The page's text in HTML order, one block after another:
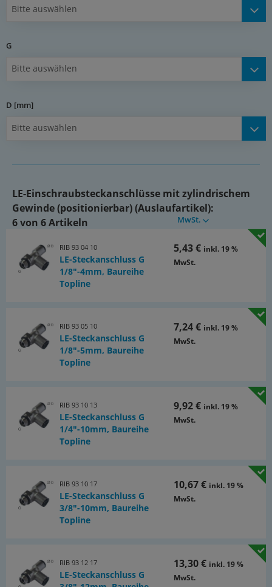
Betriebsdruck:
Information:
Bei der Montage werden ausschließlich silikonfreie Dichtungen
und Fette verwendet!
Dokumente:
Katalogseite Pneumatik Atlas 8 (Seite 75)
Bitte auswählen
G
Bitte auswählen
D [mm]
Bitte auswählen
LE-Einschraubsteckanschlüsse mit zylindrischem
Gewinde (positionierbar) (Auslaufartikel):
6 von 6 Artikeln
MwSt.
RIB 93 04 10
LE-Steckanschluss G
1/8"-4mm, Baureihe
Topline
5,43 € inkl. 19 %
MwSt.
RIB 93 05 10
LE-Steckanschluss G
1/8"-5mm, Baureihe
Topline
7,24 € inkl. 19 %
MwSt.
RIB 93 10 13
LE-Steckanschluss G
1/4"-10mm, Baureihe
Topline
9,92 € inkl. 19 %
MwSt.
RIB 93 10 17
LE-Steckanschluss G
3/8"-10mm, Baureihe
Topline
10,67 € inkl. 19 %
MwSt.
RIB 93 12 17
LE-Steckanschluss G
13,30 € inkl. 19 %
MwSt.